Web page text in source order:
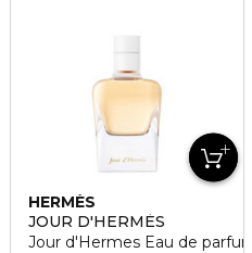
HERMÈS
JOUR D'HERMÈS
Jour d'Hermes Eau de